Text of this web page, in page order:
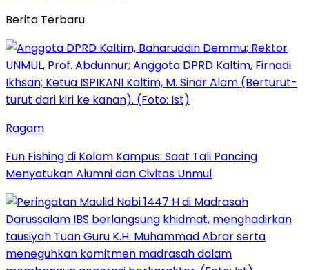
Berita Terbaru
Ragam
Fun Fishing di Kolam Kampus: Saat Tali Pancing
Menyatukan Alumni dan Civitas Unmul